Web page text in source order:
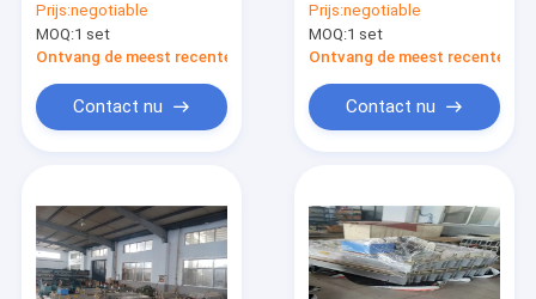
met automatische
schakelkast die op
locatie werkt
Prijs:negotiable
MOQ:1 set
Ontvang de meest recente Prijs
Contact nu
Rubberriem die
Machine verbinden
Prijs:negotiable
MOQ:1 set
Ontvang de meest recente
Contact nu